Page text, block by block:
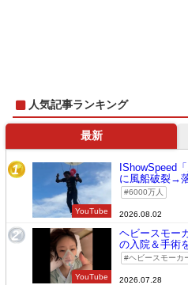
人気記事ランキング
最新
1
YouTube
IShowSpeed
に風船破裂→
6000万人
2026.08.02
2
YouTube
ヘビースモー
の入院＆手術
ヘビースモーカ
2026.07.28